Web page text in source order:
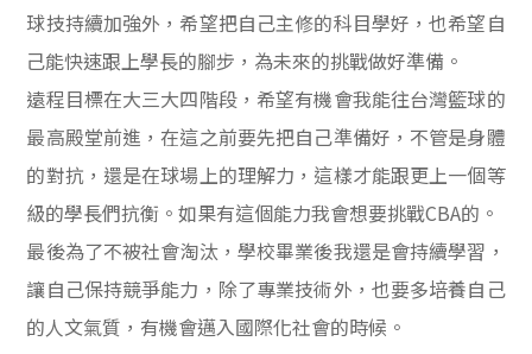
球技持續加強外，希望把自己主修的科目學好，也希望自
己能快速跟上學長的腳步，為未來的挑戰做好準備。
遠程目標在大三大四階段，希望有機會我能往台灣籃球的
最高殿堂前進，在這之前要先把自己準備好，不管是身體
的對抗，還是在球場上的理解力，這樣才能跟更上一個等
級的學長們抗衡。如果有這個能力我會想要挑戰CBA的。
最後為了不被社會淘汰，學校畢業後我還是會持續學習，
讓自己保持競爭能力，除了專業技術外，也要多培養自己
的人文氣質，有機會邁入國際化社會的時候。